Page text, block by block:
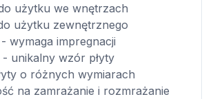
użytku we wnętrzach
użytku zewnętrznego
- wymaga impregnacji
- unikalny wzór płyty
o różnych wymiarach
na zamrażanie i rozmrażanie